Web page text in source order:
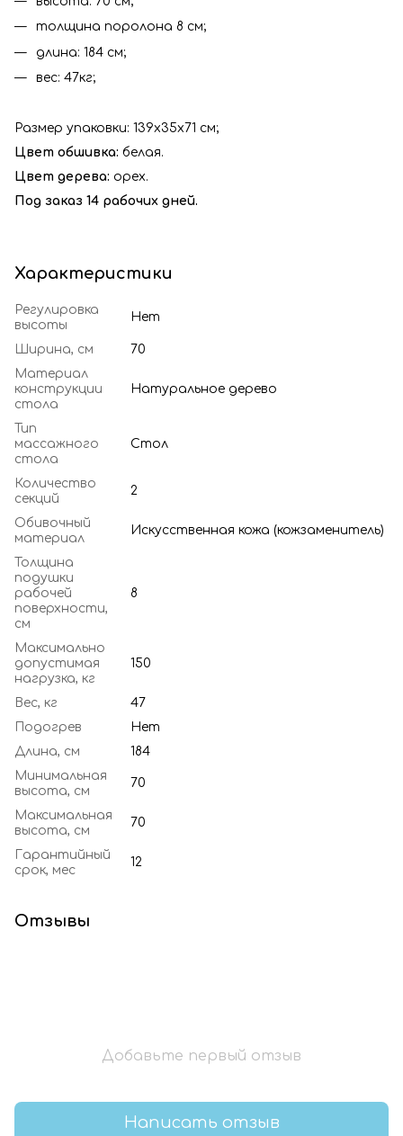
толщина поролона 8 см;
длина: 184 см;
вес: 47кг;
Размер упаковки: 139x35x71 см;
Цвет обшивка: белая.
Цвет дерева: орех.
Под заказ 14 рабочих дней.
Характеристики
Регулировка
высоты
Нет
Ширина, см
70
Материал
конструкции
стола
Натуральное дерево
Тип
массажного
стола
Стол
Количество
секций
2
Обивочный
материал
Искусственная кожа (кожзаменитель)
Толщина
подушки
рабочей
поверхности,
см
8
Максимально
допустимая
нагрузка, кг
150
Вес, кг
47
Подогрев
Нет
Длина, см
184
Минимальная
высота, см
70
Максимальная
высота, см
70
Гарантийный
срок, мес
12
Отзывы
Добавьте первый отзыв
Написать отзыв